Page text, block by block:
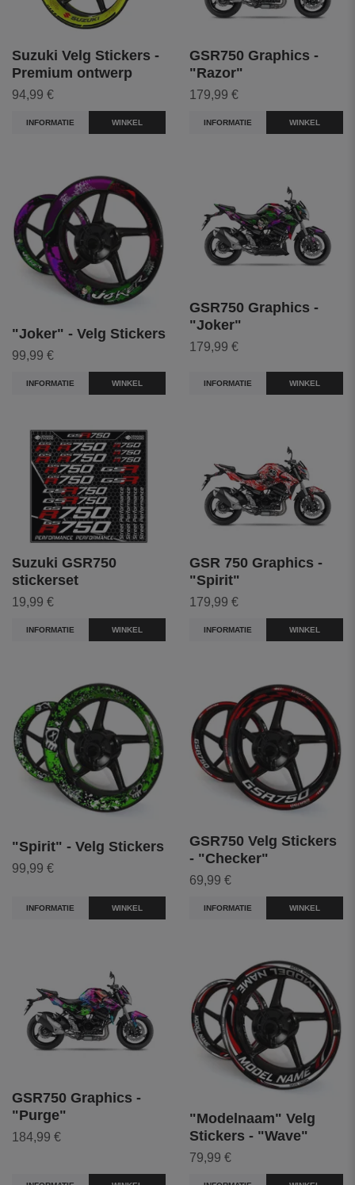
Suzuki Velg Stickers -
Premium ontwerp
94,99 €
INFORMATIE WINKEL
GSR750 Graphics -
"Razor"
179,99 €
INFORMATIE WINKEL
"Joker" - Velg Stickers
99,99 €
INFORMATIE WINKEL
GSR750 Graphics -
"Joker"
179,99 €
INFORMATIE WINKEL
Suzuki GSR750
stickerset
19,99 €
INFORMATIE WINKEL
GSR 750 Graphics -
"Spirit"
179,99 €
INFORMATIE WINKEL
"Spirit" - Velg Stickers
99,99 €
INFORMATIE WINKEL
GSR750 Velg Stickers
- "Checker"
69,99 €
INFORMATIE WINKEL
GSR750 Graphics -
"Purge"
184,99 €
"Modelnaam" Velg
Stickers - "Wave"
79,99 €